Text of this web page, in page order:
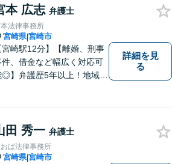
本 広志 弁護士
法律事務所
宮崎県|宮崎市
宮崎駅12分】【離婚、刑事
件、借金など幅広く対応可
◎】弁護歴5年以上！地域に
ご相談ください。迅速・適
な解決を目指し尽力しま
。
詳細を見
る
田 秀一 弁護士
ば法律事務所
宮崎県|宮崎市